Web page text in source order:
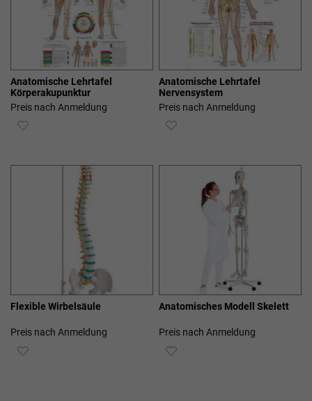
Anatomische Lehrtafel
Körperakupunktur
Preis nach Anmeldung
ZUR
HINZUFÜGEN
Anatomische Lehrtafel
Nervensystem
Preis nach Anmeldung
ZUR
HINZUFÜGEN
Flexible Wirbelsäule
Preis nach Anmeldung
ZUR
Anatomisches Modell Skelett
Preis nach Anmeldung
ZUR